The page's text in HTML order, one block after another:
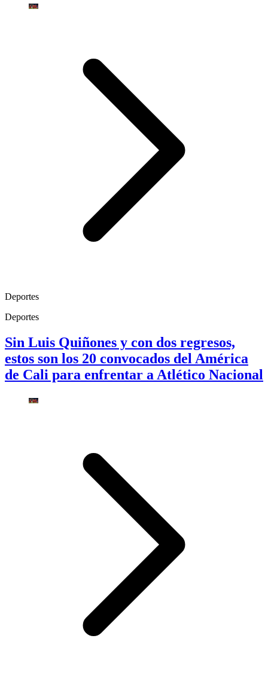
Deportes
Deportes
Sin Luis Quiñones y con dos regresos,
estos son los 20 convocados del América
de Cali para enfrentar a Atlético Nacional